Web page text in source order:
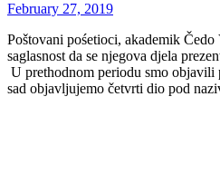
February 27, 2019
Poštovani pośetioci, akademik
saglasnost da se njegova djela
U prethodnom periodu smo
sad objavljujemo četvrti dio pod